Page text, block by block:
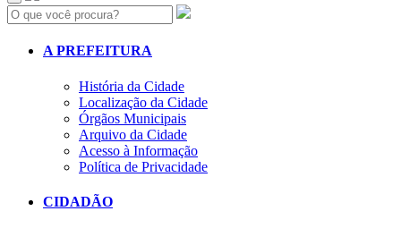
Search:
A PREFEITURA
História da Cidade
Localização da Cidade
Órgãos Municipais
Arquivo da Cidade
Acesso à Informação
Política de Privacidade
CIDADÃO